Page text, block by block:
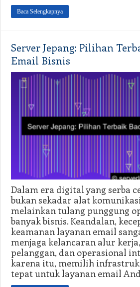
Baca Selengkapnya
Server Jepang: Pilihan
Email Bisnis
Dalam era digital yang serba
bukan sekadar alat
melainkan tulang punggung
banyak bisnis. Keandalan,
keamanan layanan email
menjaga kelancaran alur
pelanggan, dan operasional
karena itu, memilih
tepat untuk layanan email